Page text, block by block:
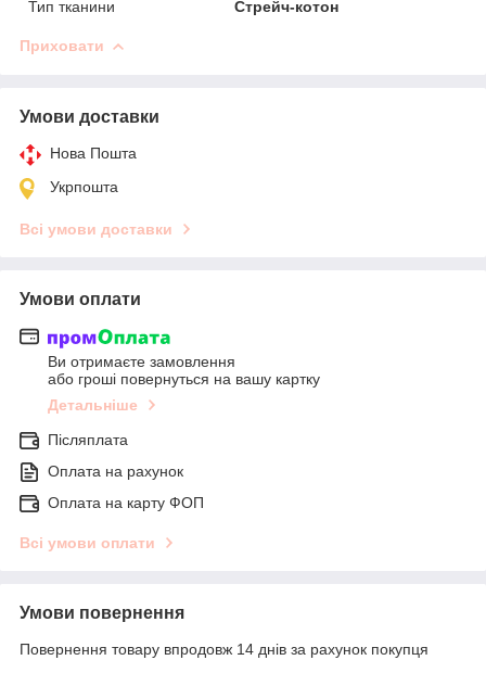
Тип тканини
Стрейч-котон
Приховати
Умови доставки
Нова Пошта
Укрпошта
Всі умови доставки
Умови оплати
Ви отримаєте замовлення
або гроші повернуться на вашу картку
Детальніше
Післяплата
Оплата на рахунок
Оплата на карту ФОП
Всі умови оплати
Умови повернення
Повернення товару впродовж 14 днів за рахунок покупця